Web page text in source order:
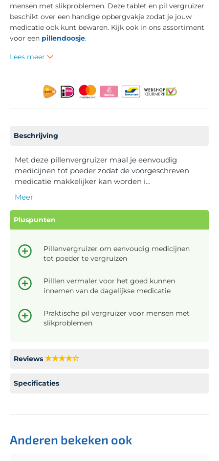
mensen met slikproblemen. Deze tablet en pil vergruizer
beschikt over een handige opbergvakje zodat je jouw
medicatie ook kunt bewaren. Kijk ook in ons assortiment
voor een pillendoosje.
Lees meer
Beschrijving
Met deze pillenvergruizer maal je eenvoudig
medicijnen tot poeder zodat de voorgeschreven
medicatie makkelijker kan worden i…
Meer
Pluspunten
Pillenvergruizer om eenvoudig medicijnen
tot poeder te vergruizen
Pilllen vermaler voor het goed kunnen
innemen van de dagelijkse medicatie
Praktische pil vergruizer voor mensen met
slikproblemen
Reviews
Specificaties
Anderen bekeken ook